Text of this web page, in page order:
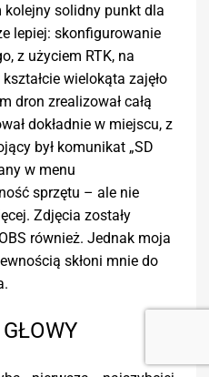
kolejny solidny punkt dla
lepiej: skonfigurowanie
z użyciem RTK, na
wielokąta zajęło
dron zrealizował całą
dokładnie w miejscu, z
był komunikat „SD
w menu
sprzętu – ale nie
Zdjęcia zostały
również. Jednak moja
skłoni mnie do